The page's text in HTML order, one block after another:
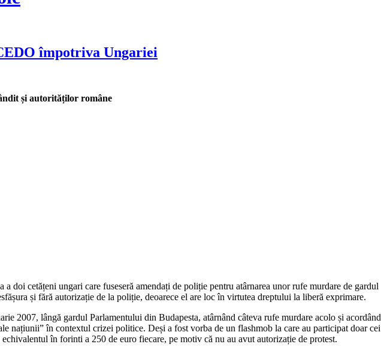
împotriva Ungariei
și autorităților române
doi cetățeni ungari care fuseseră amendați de poliție pentru atârnarea unor rufe murdare de
și fără autorizație de la poliție, deoarece el are loc în virtutea dreptului la liberă exprimare.
2007, lângă gardul Parlamentului din Budapesta, atârnând câteva rufe murdare acolo și
națiunii” în contextul crizei politice. Deși a fost vorba de un flashmob la care au participat doar
în forinti a 250 de euro fiecare, pe motiv că nu au avut autorizație de protest.